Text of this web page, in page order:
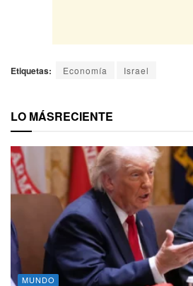
Etiquetas: Economía Israel
LO MÁSRECIENTE
MUNDO